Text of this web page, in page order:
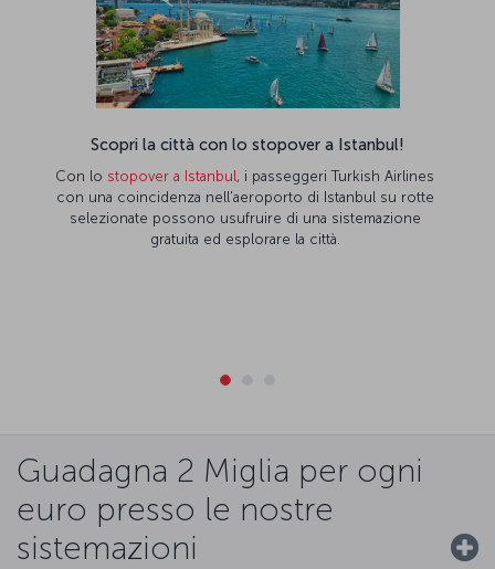
Scopri la città con lo stopover a Istanbul!
Con lo stopover a Istanbul, i passeggeri Turkish Airlines
con una coincidenza nell'aeroporto di Istanbul su rotte
selezionate possono usufruire di una sistemazione
gratuita ed esplorare la città.
Guadagna 2 Miglia per ogni
euro presso le nostre
sistemazioni